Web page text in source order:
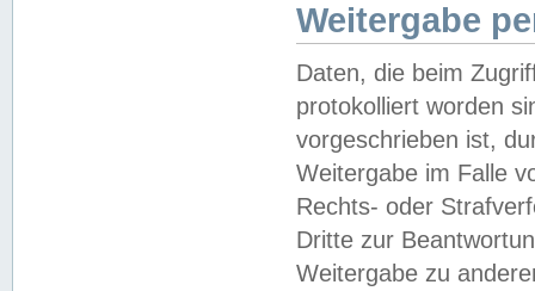
Weitergabe
Daten, die beim
protokolliert worden
vorgeschrieben ist,
Weitergabe im Falle
Rechts- oder
Dritte zur
Weitergabe zu